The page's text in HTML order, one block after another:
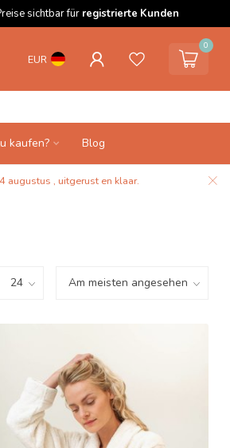
sichtbar für registrierte Kunden
EUR
0
kaufen? Blog
, uitgerust en klaar.